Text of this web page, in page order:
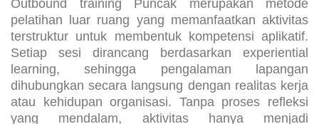
Outbound training Puncak merupakan metode
pelatihan luar ruang yang memanfaatkan aktivitas
terstruktur untuk membentuk kompetensi aplikatif.
Setiap sesi dirancang berdasarkan experiential
learning, sehingga pengalaman lapangan
dihubungkan secara langsung dengan realitas kerja
atau kehidupan organisasi. Tanpa proses refleksi